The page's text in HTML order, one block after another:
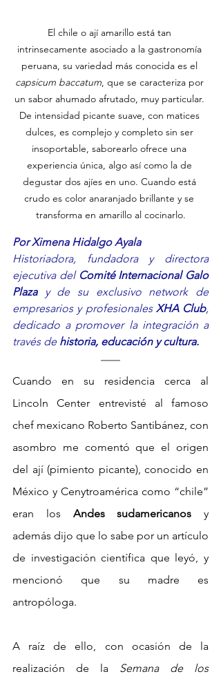
El chile o ají amarillo está tan
intrinsecamente asociado a la gastronomía
peruana, su variedad más conocida es el
capsicum baccatum, que se caracteriza por
un sabor ahumado afrutado, muy particular.
De intensidad picante suave, con matices
dulces, es complejo y completo sin ser
insoportable, saborearlo ofrece una
experiencia única, algo así como la de
degustar dos ajíes en uno. Cuando está
crudo es color anaranjado brillante y se
transforma en amarillo al cocinarlo.
Por Ximena Hidalgo Ayala
Historiadora, fundadora y directora
ejecutiva del Comité Internacional Galo
Plaza y de su exclusivo network de
empresarios y profesionales XHA Club,
dedicado a promover la integración a
través de historia, educación y cultura.
Cuando en su residencia cerca al
Lincoln Center entrevisté al famoso
chef mexicano Roberto Santibánez, con
asombro me comentó que el origen
del ají (pimiento picante), conocido en
México y Cenytroamérica como “chile”
eran los Andes sudamericanos y
además dijo que lo sabe por un artículo
de investigación científica que leyó, y
mencionó que su madre es
antropóloga.
A raíz de ello, con ocasión de la
realización de la Semana de los